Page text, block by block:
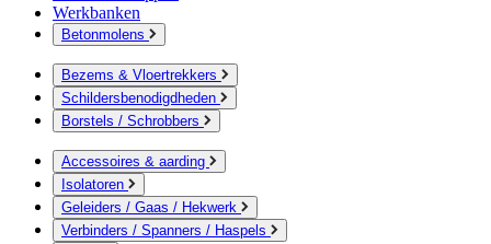
Werkbanken
Betonmolens
Bezems & Vloertrekkers
Schildersbenodigdheden
Borstels / Schrobbers
Accessoires & aarding
Isolatoren
Geleiders / Gaas / Hekwerk
Verbinders / Spanners / Haspels